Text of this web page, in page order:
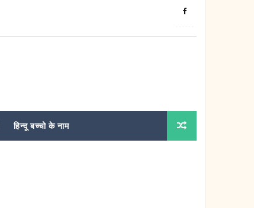
हिन्दू बच्चो के नाम